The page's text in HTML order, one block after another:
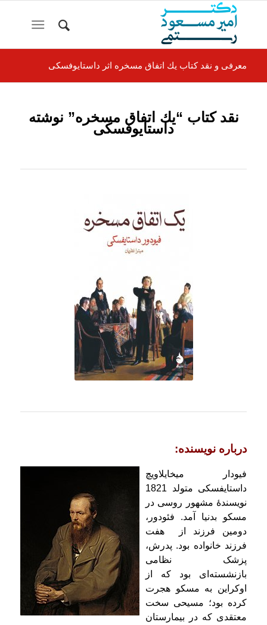
معرفی و نقد كتاب يك اتفاق مسخره اثر داستایوفسکی
نقد كتاب “يك اتفاق مسخره” نوشته
داستايوفسكی
درباره نویسنده:
فیودار میخایلاویچ
داستایفسکی متولد 1821
نویسندهٔ مشهور روسی در
مسكو بدنیا آمد. فئودور،
دومین فرزند از هفت
فرزند خانواده بود. پدرش،
پزشک نظامی
بازنشسته‌ای بود که از
اوکراین به مسکو هجرت
کرده بود؛ مسیحی سخت
معتقدی که در بیمارستان